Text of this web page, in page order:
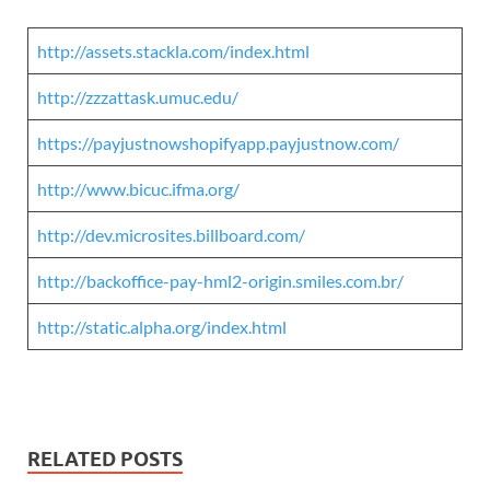
http://assets.stackla.com/index.html
http://zzzattask.umuc.edu/
https://payjustnowshopifyapp.payjustnow.com/
http://www.bicuc.ifma.org/
http://dev.microsites.billboard.com/
http://backoffice-pay-hml2-origin.smiles.com.br/
http://static.alpha.org/index.html
RELATED POSTS